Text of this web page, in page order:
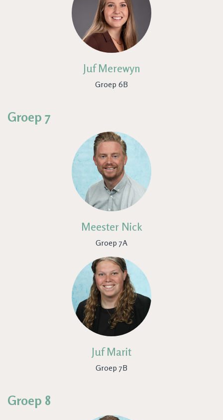
Juf Merewyn
Groep 6B
Groep 7
Meester Nick
Groep 7A
Juf Marit
Groep 7B
Groep 8